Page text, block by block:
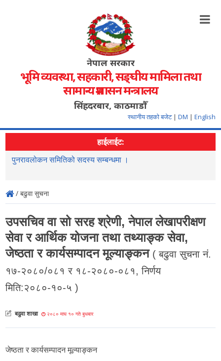
नेपाल सरकार
भूमि व्यवस्था, सहकारी, सङ्‍घीय मामिला तथा
सामान्य प्रशासन मन्त्रालय
सिंहदरबार, काठमाडौँ
स्थानीय तहको बजेट | DM | English
हाईलाईट:
पुनरावलोकन समितिको सदस्य सम्बन्धमा ।
/ बढुवा सुचना
उपसचिव वा सो सरह श्रेणी, नेपाल लेखापरीक्षण
सेवा र आर्थिक योजना तथा तथ्याङ्क सेवा,
जेष्ठता र कार्यसम्पादन मूल्याङ्कन ( बढुवा सुचना नं.
१७-२०८०/०८१ र १८-२०८०-०८१, निर्णय
मिति:२०८०-१०-५ )
बढुवा शाखा २०८० माघ १० गते बुधबार
जेष्ठता र कार्यसम्पादन मूल्याङ्कन